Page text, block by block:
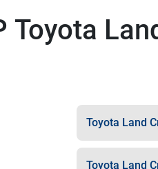
Toyota Land
Toyota Land